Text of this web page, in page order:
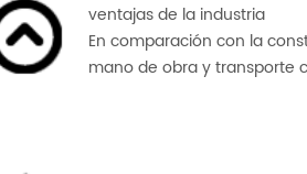
ventajas de la industria
En comparación con la
mano de obra y transporte